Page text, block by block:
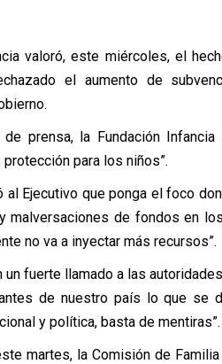
valoró, este miércoles, el
el aumento de
de prensa, la Fundación
para los niños”.
al Ejecutivo que ponga el foco
malversaciones de fondos en
no va a inyectar más recursos”.
un fuerte llamado a las
de nuestro país lo que se
y política, basta de mentiras”.
martes, la Comisión de